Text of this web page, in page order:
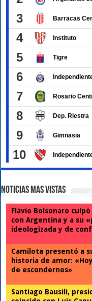
Noticias Mas Vistas
Flávio Bolsonaro
con Argentina y a su
ideologizada y de
Camilota presentó a
historia de amor:
de escondernos»
Santiago Bausili,